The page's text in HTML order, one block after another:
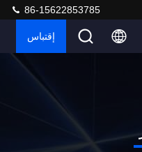
86-15622853785
إقتباس